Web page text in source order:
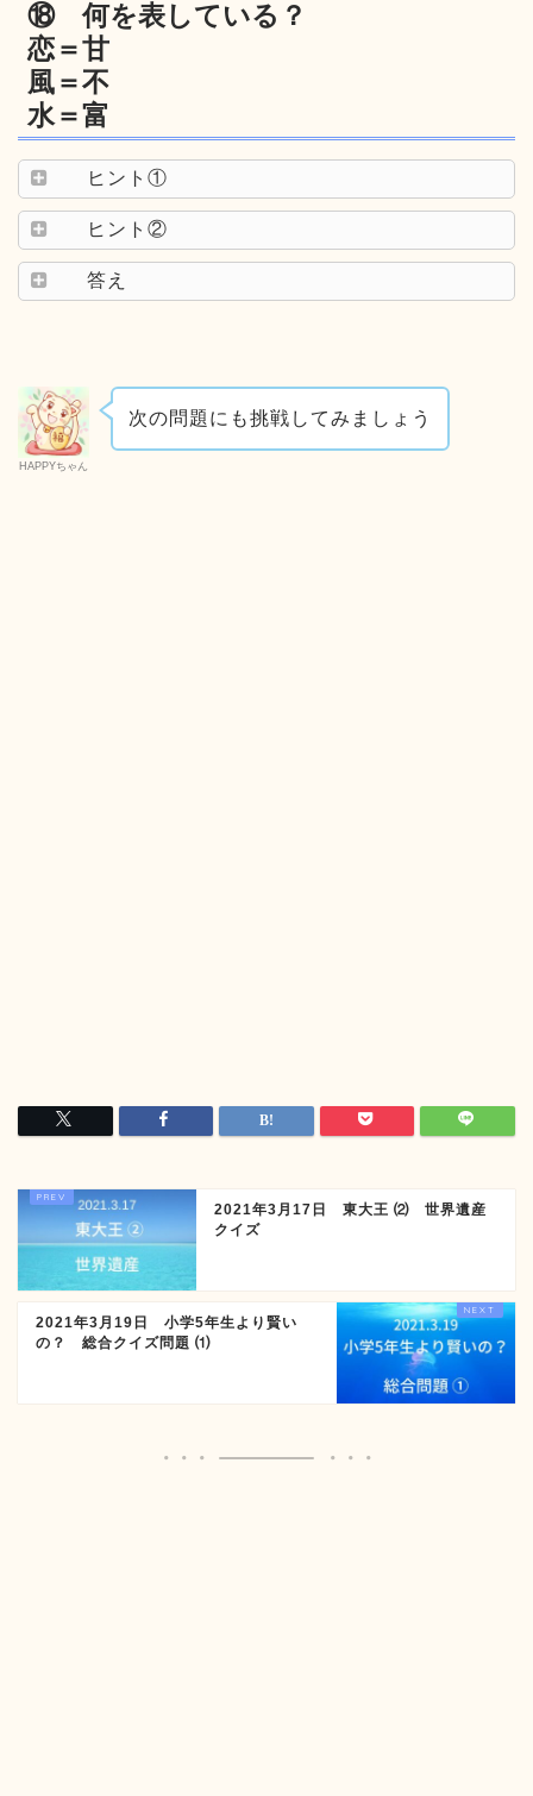
⑱ 何を表している？
恋＝甘
風＝不
水＝富
ヒント①
ヒント②
答え
HAPPYちゃん
次の問題にも挑戦してみましょう
2021年3月17日 東大王 ⑵ 世界遺産
クイズ
2021年3月19日 小学5年生より賢い
の？ 総合クイズ問題 ⑴